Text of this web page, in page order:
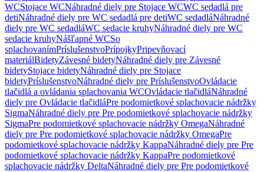
WCStojace WCNáhradné diely pre Stojace WCWC sedadlá pre
detiNáhradné diely pre WC sedadlá pre detiWC sedadláNáhradné
diely pre WC sedadláWC sedacie kruhyNáhradné diely pre WC
sedacie kruhyNášľapné WCSo
splachovanímPríslušenstvoPrípojkyPripevňovací
materiálBidetyZávesné bidetyNáhradné diely pre Závesné
bidetyStojace bidetyNáhradné diely pre Stojace
bidetyPríslušenstvoNáhradné diely pre PríslušenstvoOvládacie
tlačidlá a ovládania splachovania WCOvládacie tlačidláNáhradné
diely pre Ovládacie tlačidláPre podomietkové splachovacie nádržky
SigmaNáhradné diely pre Pre podomietkové splachovacie nádržky
SigmaPre podomietkové splachovacie nádržky OmegaNáhradné
diely pre Pre podomietkové splachovacie nádržky OmegaPre
podomietkové splachovacie nádržky KappaNáhradné diely pre Pre
podomietkové splachovacie nádržky KappaPre podomietkové
splachovacie nádržky DeltaNáhradné diely pre Pre podomietkové